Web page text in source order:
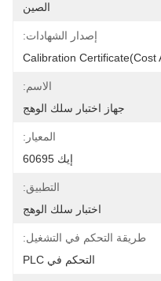
الصين
إصدار الشهادات:
Calibration Certificate(cost
الاسم:
جهاز اختبار سلك الوهج
المعيار:
إيك 60695
التطبيق:
اختبار سلك الوهج
طريقة التحكم في التشغيل:
التحكم في PLC